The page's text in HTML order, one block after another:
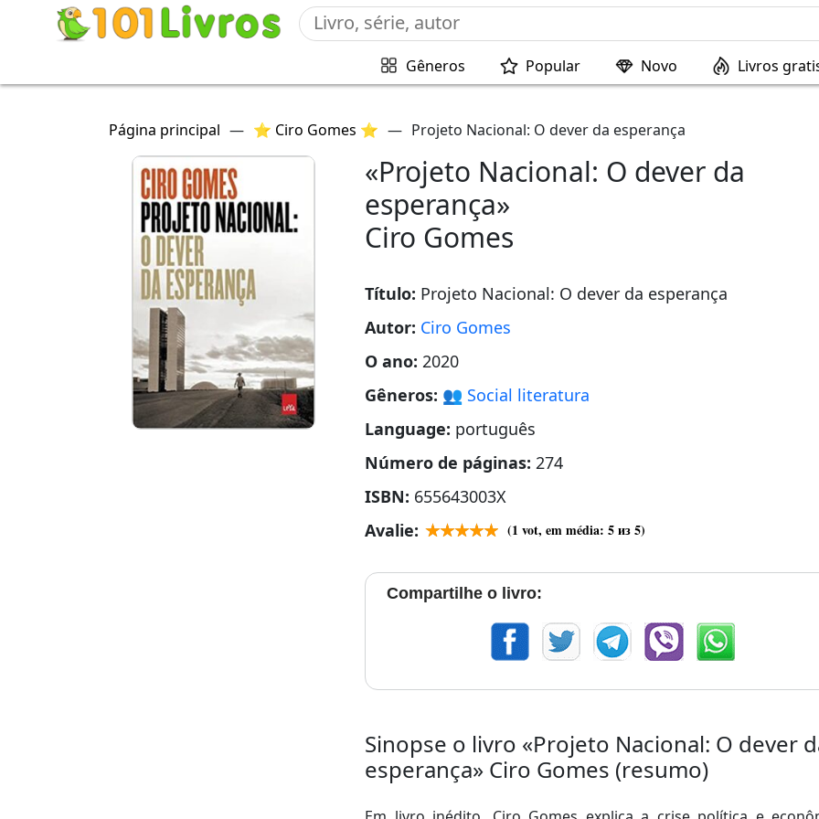
Gêneros Popular Novo Livros
Página principal — ⭐ Ciro Gomes ⭐ — Projeto Nacional: O dever da esperança
«Projeto Nacional: O dever da
esperança»
Ciro Gomes
Título: Projeto Nacional: O dever da esperança
Autor: Ciro Gomes
O ano: 2020
Gêneros: 👥 Social literatura
Language: português
Número de páginas: 274
ISBN: 655643003X
Avalie:
(1 vot, em média: 5из 5)
Compartilhe o livro:
Sinopse o livro «Projeto Nacional: O dever
esperança» Ciro Gomes (resumo)